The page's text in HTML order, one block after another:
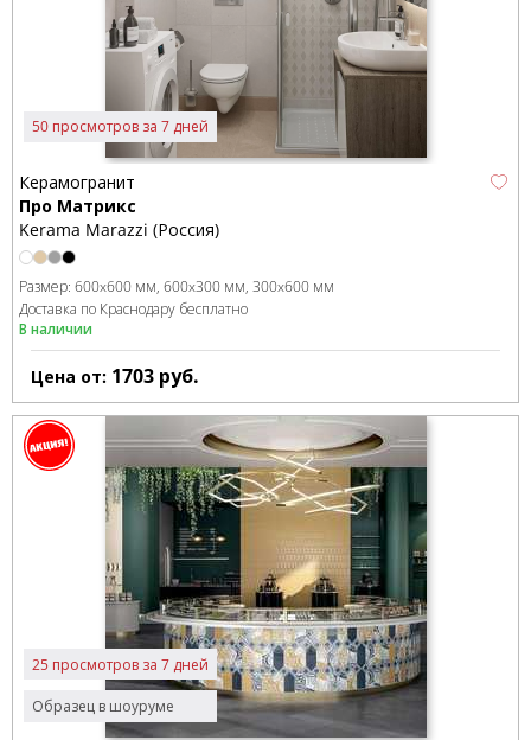
50 просмотров за 7 дней
Керамогранит
Про Матрикс
Kerama Marazzi (Россия)
Размер: 600x600 мм 600x300 мм 300x600 мм
Доставка по Краснодару бесплатно
В наличии
Цена от: 1703 руб.
Образец в шоуруме
25 просмотров за 7 дней